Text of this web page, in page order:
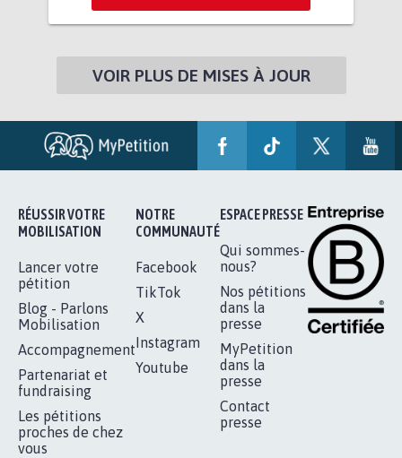
VOIR PLUS DE MISES À JOUR
RÉUSSIR VOTRE
MOBILISATION
Lancer votre
pétition
Blog - Parlons
Mobilisation
Accompagnement
Partenariat et
fundraising
Les pétitions
proches de chez
vous
NOTRE
COMMUNAUTÉ
Facebook
TikTok
X
Instagram
Youtube
ESPACE PRESSE
Qui sommes-
nous?
Nos pétitions
dans la
presse
MyPetition
dans la
presse
Contact
presse